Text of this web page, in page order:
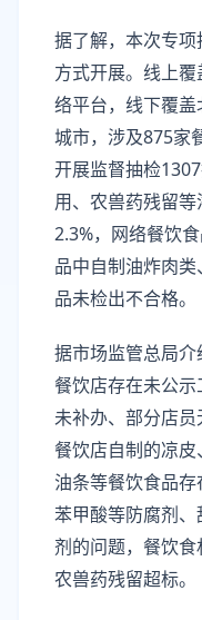
据了解，本次专
方式开展。线上
络平台，线下覆
城市，涉及875家
开展监督抽检
用、农兽药残留
2.3%，网络餐饮
品中自制油炸肉
品未检出不合格。
据市场监管总局
餐饮店存在未公
未补办、部分店
餐饮店自制的凉
油条等餐饮食品存
苯甲酸等防腐剂
剂的问题，餐饮
农兽药残留超标。